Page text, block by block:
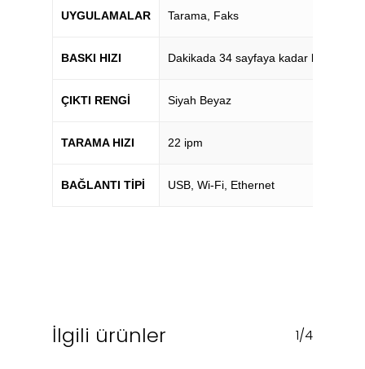
UYGULAMALAR Tarama, Faks
BASKI HIZI Dakikada 34 sayfaya kadar baskı
ÇIKTI RENGI Siyah Beyaz
TARAMA HIZI 22 ipm
BAĞLANTI TIPI USB, Wi-Fi, Ethernet
İlgili ürünler 1/4